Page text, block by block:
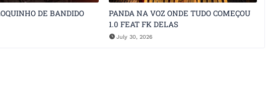
DE BANDIDO
PANDA NA VOZ ONDE TUDO COMEÇOU
1.0 FEAT FK DELAS
July 30, 2026